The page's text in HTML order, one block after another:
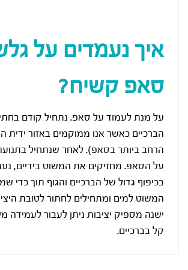
איך נעמדים על
סאפ קשיח?
על מנת לעמוד על סאפ. נתחיל קודם
הברכיים כאשר אנו ממוקמים באזור ידית
הרחב ביותר בסאפ). לאחר שנתחיל
על הסאפ. מחזיקים את המשוט בידיים,
בכיפוף גדול של הברכיים והגוף תוך כדי
המשוט למים ומתחילים לחתור לטובת
ישנה מספיק יציבות ניתן לעבור לעמידה
קל בברכיים.